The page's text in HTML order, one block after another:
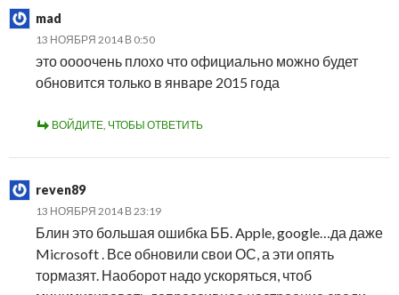
mad
13 НОЯБРЯ 2014 В 0:50
это оооочень плохо что официально можно будет
обновится только в январе 2015 года
ВОЙДИТЕ, ЧТОБЫ ОТВЕТИТЬ
reven89
13 НОЯБРЯ 2014 В 23:19
Блин это большая ошибка ББ. Apple, google…да даже
Microsoft . Все обновили свои ОС, а эти опять
тормазят. Наоборот надо ускоряться, чтоб